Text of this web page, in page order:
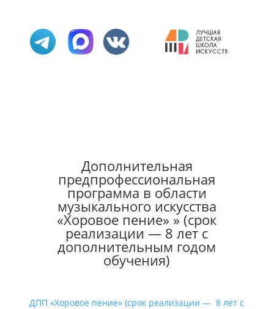
Дополнительная
предпрофессиональная
программа в области
музыкального искусства
«Хоровое пение» » (срок
реализации — 8 лет с
дополнительным годом
обучения)
ДПП «Хоровое пение» (срок реализации — 8 лет с